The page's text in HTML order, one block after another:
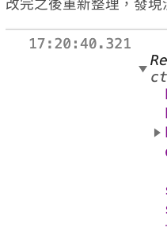
改完之後重新整理，發